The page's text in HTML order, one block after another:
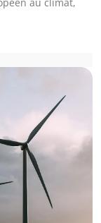
au climat,